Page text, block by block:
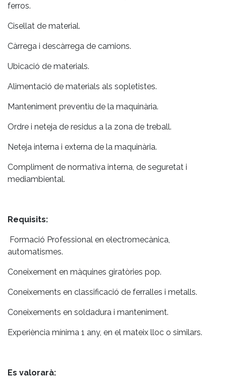
ferros.
Cisellat de material.
Càrrega i descàrrega de camions.
Ubicació de materials.
Alimentació de materials als sopletistes.
Manteniment preventiu de la maquinària.
Ordre i neteja de residus a la zona de treball.
Neteja interna i externa de la maquinària.
Compliment de normativa interna, de seguretat i
mediambiental.
Requisits:
Formació Professional en electromecànica,
automatismes.
Coneixement en màquines giratòries pop.
Coneixements en classificació de ferralles i metalls.
Coneixements en soldadura i manteniment.
Experiència mínima 1 any, en el mateix lloc o similars.
Es valorarà: